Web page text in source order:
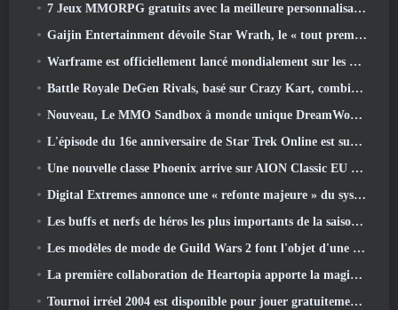
7 Jeux MMORPG gratuits avec la meilleure personnalisation des personnages
Gaijin Entertainment dévoile Star Wrath, le « tout premier jeu d’action et d’extraction spatiale »
Warframe est officiellement lancé mondialement sur les appareils Android
Battle Royale DeGen Rivals, basé sur Crazy Kart, combine toutes les choses que vous ne saviez probablement pas que vous vouliez combiner
Nouveau, Le MMO Sandbox à monde unique DreamWorld arrive sur Steam en accès anticipé
L'épisode du 16e anniversaire de Star Trek Online est supprimé dans le cadre de la mise à jour « Corruption »
Une nouvelle classe Phoenix arrive sur AION Classic EU dans la mise à jour « Ignite »
Digital Extremes annonce une « refonte majeure » du système de progression des joueurs de Soulframe
Les buffs et nerfs de héros les plus importants de la saison 6.5
Les modèles de mode de Guild Wars 2 font l'objet d'une refonte basée sur les commentaires des joueurs
La première collaboration de Heartopia apporte la magie de l'amitié de mon petit poney
Tournoi irréel 2004 est disponible pour jouer gratuitement et Epic ne poursuivra personne pour cela